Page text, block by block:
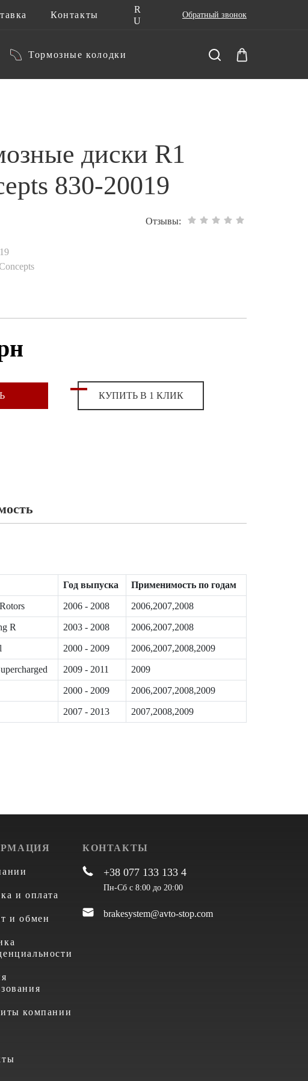
Контакты
R
U
Обратный звонок
Тормозные колодки
диски R1
830-20019
Отзывы:
КУПИТЬ В 1 КЛИК
Год выпуска Применимость по годам
2006 - 2008 2006,2007,2008
R 2003 - 2008 2006,2007,2008
2000 - 2009 2006,2007,2008,2009
2009 - 2011 2009
2000 - 2009 2006,2007,2008,2009
2007 - 2013 2007,2008,2009
и оплата
и обмен
компании
КОНТАКТЫ
+38 077 133 133 4
Пн-Сб с 8:00 до 20:00
brakesystem@avto-stop.com